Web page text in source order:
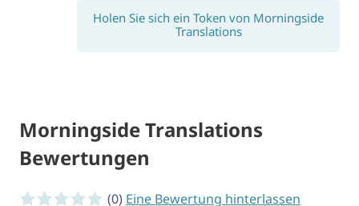
Holen Sie sich ein Token von Morningside
Translations
Morningside Translations
Bewertungen
0 von 5 Sternen
(0) Eine Bewertung hinterlassen